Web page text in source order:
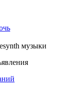
музыки